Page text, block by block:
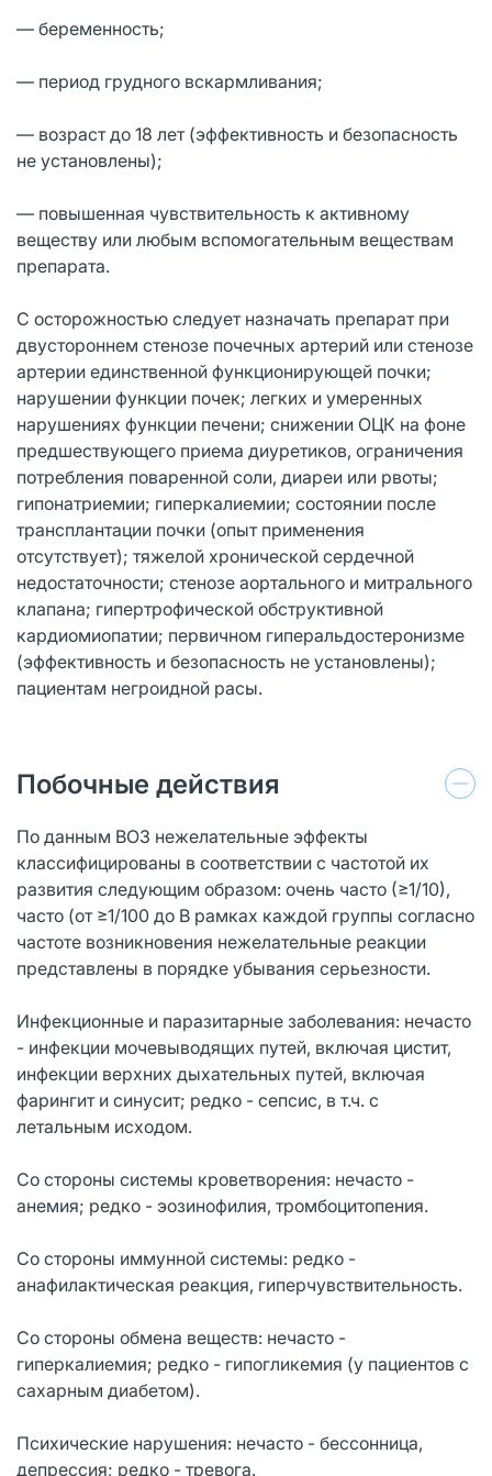
— беременность;
— период грудного вскармливания;
— возраст до 18 лет (эффективность и безопасность
не установлены);
— повышенная чувствительность к активному
веществу или любым вспомогательным веществам
препарата.
С осторожностью следует назначать препарат при
двустороннем стенозе почечных артерий или стенозе
артерии единственной функционирующей почки;
нарушении функции почек; легких и умеренных
нарушениях функции печени; снижении ОЦК на фоне
предшествующего приема диуретиков, ограничения
потребления поваренной соли, диареи или рвоты;
гипонатриемии; гиперкалиемии; состоянии после
трансплантации почки (опыт применения
отсутствует); тяжелой хронической сердечной
недостаточности; стенозе аортального и митрального
клапана; гипертрофической обструктивной
кардиомиопатии; первичном гиперальдостеронизме
(эффективность и безопасность не установлены);
пациентам негроидной расы.
Побочные действия
По данным ВОЗ нежелательные эффекты
классифицированы в соответствии с частотой их
развития следующим образом: очень часто (≥1/10),
часто (от ≥1/100 до В рамках каждой группы согласно
частоте возникновения нежелательные реакции
представлены в порядке убывания серьезности.
Инфекционные и паразитарные заболевания: нечасто
- инфекции мочевыводящих путей, включая цистит,
инфекции верхних дыхательных путей, включая
фарингит и синусит; редко - сепсис, в т.ч. с
летальным исходом.
Со стороны системы кроветворения: нечасто -
анемия; редко - эозинофилия, тромбоцитопения.
Со стороны иммунной системы: редко -
анафилактическая реакция, гиперчувствительность.
Со стороны обмена веществ: нечасто -
гиперкалиемия; редко - гипогликемия (у пациентов с
сахарным диабетом).
Психические нарушения: нечасто - бессонница,
депрессия; редко - тревога.